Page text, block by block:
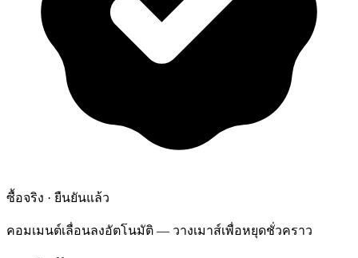
ซื้อจริง · ยืนยันแล้ว
คอมเมนต์เลื่อนลงอัตโนมัติ — วางเมาส์เพื่อหยุดชั่วคราว